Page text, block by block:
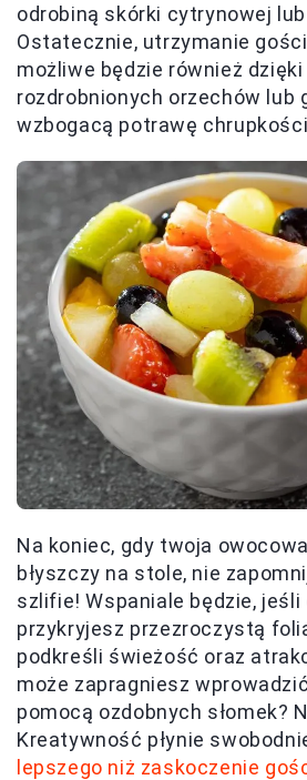
odrobiną skórki cytrynowej
Ostatecznie, utrzymanie
możliwe będzie również
rozdrobnionych orzechów lub
wzbogacą potrawę
Na koniec, gdy twoja
błyszczy na stole, nie
szlifie! Wspaniale będzie, jeśli
przykryjesz przezroczystą
podkreśli świeżość oraz
może zapragniesz
pomocą ozdobnych słomek?
Kreatywność płynie
lepszego niż zaskoczenie